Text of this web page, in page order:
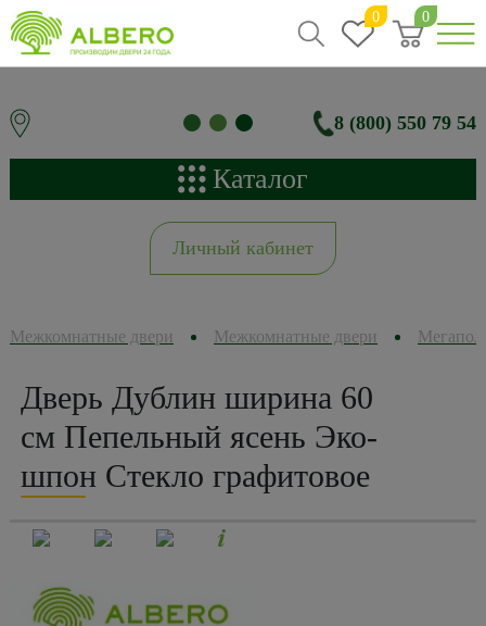
0 0
8 (800) 550 79 54
Каталог
Личный кабинет
Межкомнатные двери Межкомнатные двери
Дверь Дублин ширина 60
см Пепельный ясень Эко-
шпон Стекло графитовое